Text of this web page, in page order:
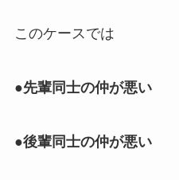
このケースでは
●先輩同士の仲が悪い
●後輩同士の仲が悪い